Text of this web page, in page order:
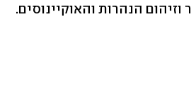
הנהרות והאוקיינוסים.